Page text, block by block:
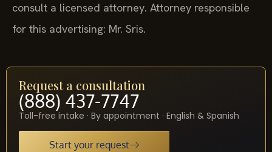
consult a licensed attorney. Attorney responsible
for this advertising: Mr. Sris.
Request a consultation
(888) 437-7747
Toll-free intake · By appointment · English & Spanish
Start your request